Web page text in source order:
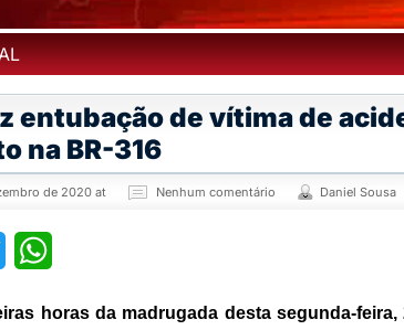
entubação de vítima de
na BR-316
de 2020 at Nenhum comentário Daniel Sousa
Twitter
horas da madrugada desta segunda-feira,